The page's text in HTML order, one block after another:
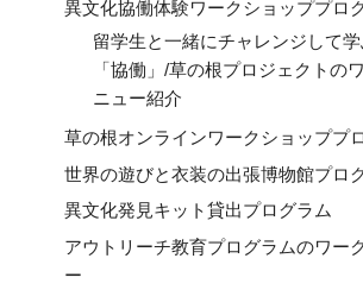
異文化協働体験ワークショッププロ
留学生と一緒にチャレンジして
「協働」/草の根プロジェクトの
ニュー紹介
草の根オンラインワークショッププ
世界の遊びと衣装の出張博物館プロ
異文化発見キット貸出プログラム
アウトリーチ教育プログラムのワー
ー